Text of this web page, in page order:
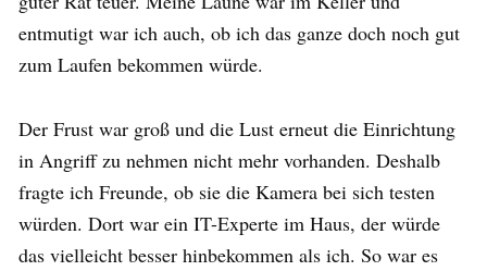
entmutigt war ich auch, ob ich das ganze doch noch gut
zum Laufen bekommen würde.
Der Frust war groß und die Lust erneut die Einrichtung
in Angriff zu nehmen nicht mehr vorhanden. Deshalb
fragte ich Freunde, ob sie die Kamera bei sich testen
würden. Dort war ein IT-Experte im Haus, der würde
das vielleicht besser hinbekommen als ich. So war es